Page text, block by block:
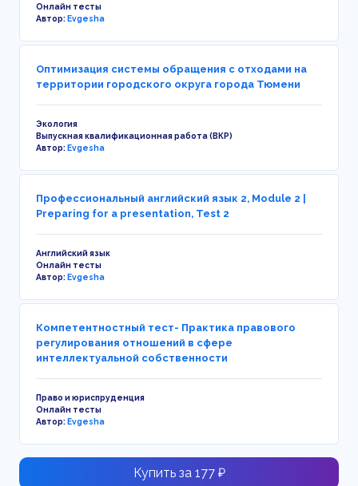
Онлайн тесты
Автор:Evgesha
Оптимизация системы обращения с отходами на
территории городского округа города Тюмени
Экология
Выпускная квалификационная работа (ВКР)
Автор:Evgesha
Профессиональный английский язык 2, Module 2 |
Preparing for a presentation, Test 2
Английский язык
Онлайн тесты
Автор:Evgesha
Компетентностный тест- Практика правового
регулирования отношений в сфере
интеллектуальной собственности
Право и юриспруденция
Онлайн тесты
Автор:Evgesha
Купить за 177 ₽